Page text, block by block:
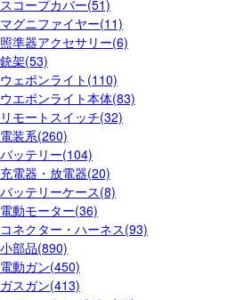
スコープカバー(51)
マグニファイヤー(11)
照準器アクセサリー(6)
銃架(53)
ウェポンライト(110)
ウエポンライト本体(83)
リモートスイッチ(32)
電装系(260)
バッテリー(104)
充電器・放電器(20)
バッテリーケース(8)
電動モーター(36)
コネクター・ハーネス(93)
小部品(890)
電動ガン(450)
ガスガン(413)